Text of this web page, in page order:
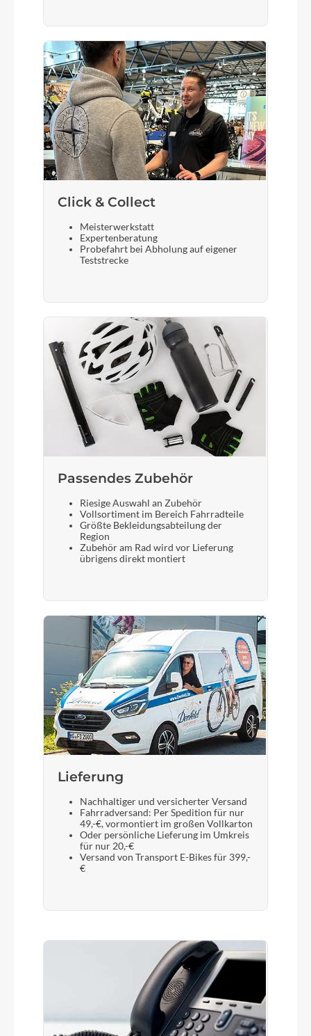
Bremshebel
Shimano
Steuersatz
ACROS AZF-1034, ICR (Integrated Cable
Routing), Top Zero-Stack 1 1/2" (ZS 56mm),
Bottom Zero-Stack 1 1/2" (ZS 56mm), X-Connect
Interface
Sattel
15x110mm, 120mm (27.5: 100mm)
Display
Bosch Purion 200 with Integrated Display
Sattelstütze
CUBE Performance Post, 31.6mm
Click & Collect
Meisterwerkstatt
Expertenberatung
Probefahrt bei Abholung auf eigener
Teststrecke
Passendes Zubehör
Riesige Auswahl an Zubehör
Vollsortiment im Bereich Fahrradteile
Größte Bekleidungsabteilung der
Region
Zubehör am Rad wird vor Lieferung
übrigens direkt montiert
Lieferung
Nachhaltiger und versicherter Versand
Fahrradversand: Per Spedition für nur
49,-€, vormontiert im großen Vollkarton
Oder persönliche Lieferung im Umkreis
für nur 20,-€
Versand von Transport E-Bikes für 399,-
€